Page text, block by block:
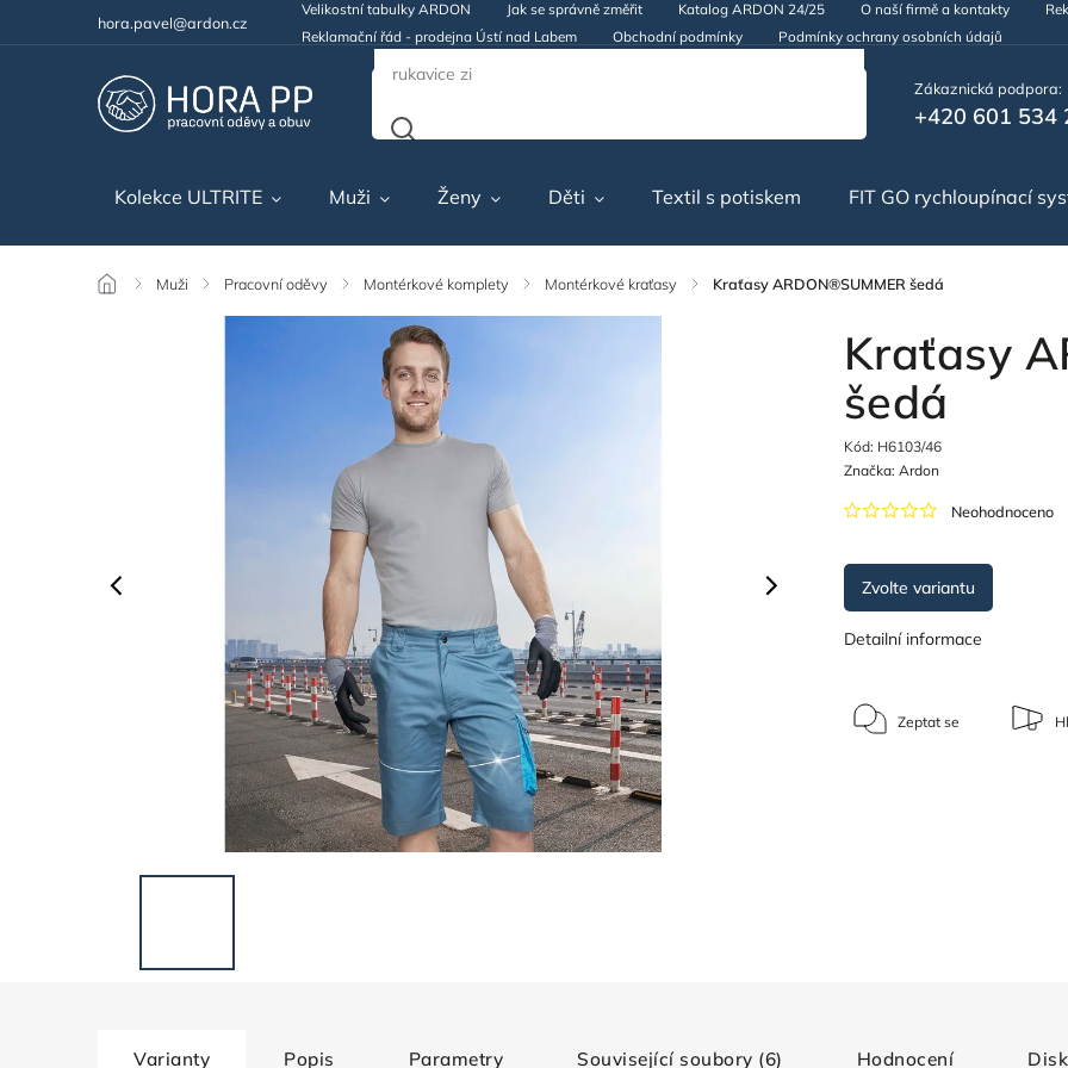
hora.pavel@ardon.cz
Velikostní tabulky ARDON Jak se správně změřit Katalog ARDON 24/25 O naší firmě a kontakty
Reklamační řád - prodejna Ústí nad Labem
Obchodní podmínky Podmínky ochrany osobních údajů
Zákaznická podpora:
+420 601 534
Kolekce ULTRITE Muži Ženy Děti Textil s potiskem FIT GO rychloupínací
/ Muži / Pracovní oděvy / Montérkové komplety / Montérkové kraťasy / Kraťasy ARDON®SUMMER šedá
Kraťasy
šedá
Kód: H6103/46
Neohodnoceno
Značka: Ardon
Zvolte variantu
Detailní informace
Zeptat se
Varianty Popis Parametry Související soubory (6) Hodnocení